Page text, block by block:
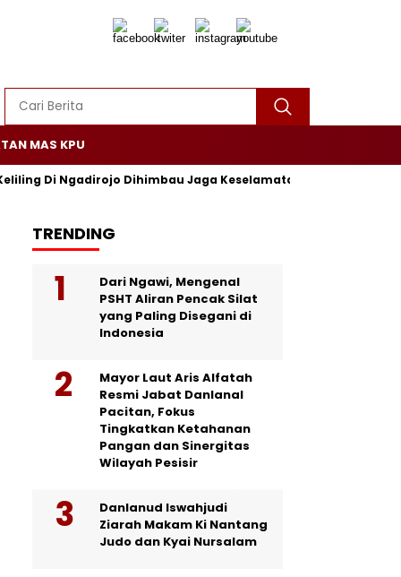
MAS KPU
Di Ngadirojo Dihimbau Jaga Keselamatan dan Ketertiban
TRENDING
Dari Ngawi, Mengenal
PSHT Aliran Pencak Silat
yang Paling Disegani di
Indonesia
Mayor Laut Aris Alfatah
Resmi Jabat Danlanal
Pacitan, Fokus
Tingkatkan Ketahanan
Pangan dan Sinergitas
Wilayah Pesisir
Danlanud Iswahjudi
Ziarah Makam Ki Nantang
Judo dan Kyai Nursalam